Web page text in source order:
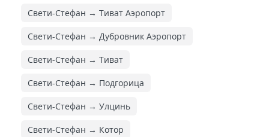
Свети-Стефан → Тиват Аэропорт
Свети-Стефан → Дубровник Аэропорт
Свети-Стефан → Тиват
Свети-Стефан → Подгорица
Свети-Стефан → Улцинь
Свети-Стефан → Котор